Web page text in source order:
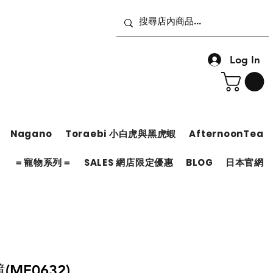
Log In
Nagano Toraebi 小白虎與黑虎蝦 AfternoonTea
＝寵物系列＝ SALES 網店限定優惠 BLOG 日本官網